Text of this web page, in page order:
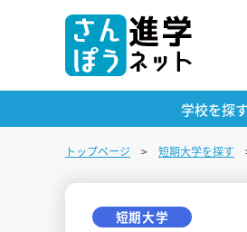
学校を探す
トップページ 短期大学を探す
短期大学